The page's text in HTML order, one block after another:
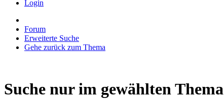
Login
Forum
Erweiterte Suche
Gehe zurück zum Thema
Suche nur im gewählten Thema